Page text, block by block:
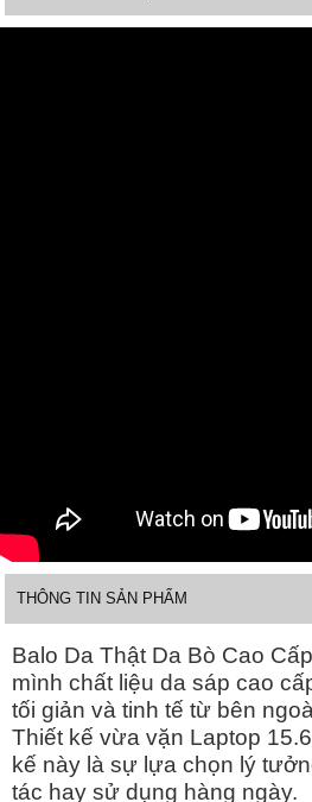
THÔNG TIN SẢN PHẨM
Balo Da Thật Da Bò Cao
mình chất liệu da sáp cao
tối giản và tinh tế từ bên
Thiết kế vừa vặn Laptop
kế này là sự lựa chọn lý
tác hay sử dụng hàng ngày.